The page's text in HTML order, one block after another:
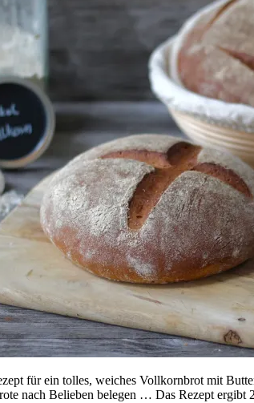
für ein tolles, weiches Vollkornbrot mit
nach Belieben belegen … Das Rezept ergibt